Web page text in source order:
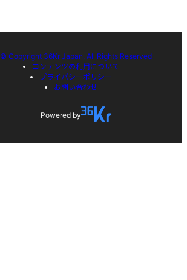
© Copyright 36Kr Japan, All Rights Reserved
コンテンツの利用について
プライバシーポリシー
お問い合わせ
Powered by